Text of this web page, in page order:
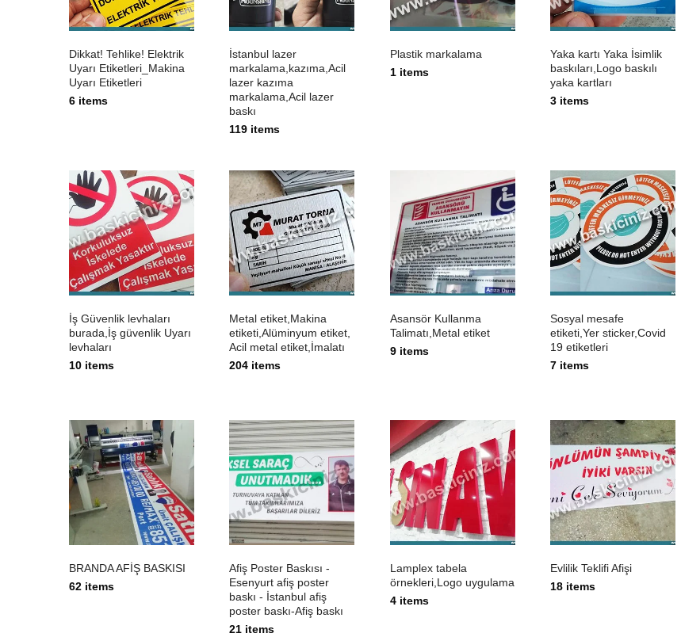
Dikkat! Tehlike! Elektrik
Uyarı Etiketleri_Makina
Uyarı Etiketleri
6 items
İstanbul lazer
markalama,kazıma,Acil
lazer kazıma
markalama,Acil lazer
baskı
119 items
Plastik markalama
1 items
Yaka kartı Yaka İsimlik
baskıları,Logo baskılı
yaka kartları
3 items
İş Güvenlik levhaları
burada,İş güvenlik Uyarı
levhaları
10 items
Metal etiket,Makina
etiketi,Alüminyum etiket,
Acil metal etiket,İmalatı
204 items
Asansör Kullanma
Talimatı,Metal etiket
9 items
Sosyal mesafe
etiketi,Yer sticker,Covid
19 etiketleri
7 items
BRANDA AFİŞ BASKISI
62 items
Afiş Poster Baskısı -
Esenyurt afiş poster
baskı - İstanbul afiş
poster baskı-Afiş baskı
21 items
Lamplex tabela
örnekleri,Logo uygulama
4 items
Evlilik Teklifi Afişi
18 items